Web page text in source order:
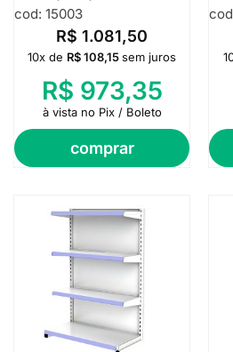
cod: 15003
R$ 1.081,50
comprar
10x de R$108,15sem juros
R$ 973,35
à vista no Pix / Boleto